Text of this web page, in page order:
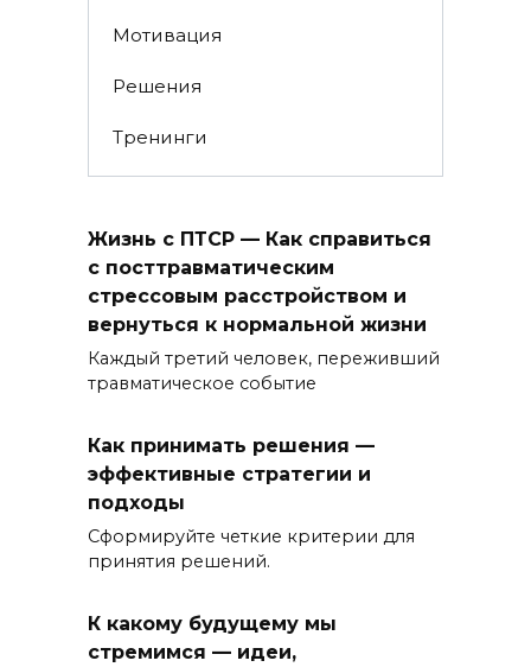
Мотивация
Решения
Тренинги
Жизнь с ПТСР — Как справиться
с посттравматическим
стрессовым расстройством и
вернуться к нормальной жизни
Каждый третий человек, переживший
травматическое событие
Как принимать решения —
эффективные стратегии и
подходы
Сформируйте четкие критерии для
принятия решений.
К какому будущему мы
стремимся — идеи,